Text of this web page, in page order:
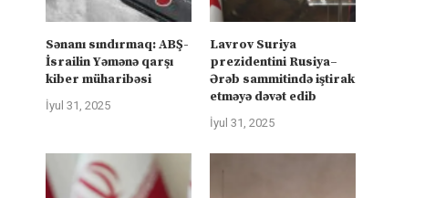
Sənanı sındırmaq: ABŞ-
İsrailin Yəmənə qarşı
kiber müharibəsi
İyul 31, 2025
Lavrov Suriya
prezidentini Rusiya–
Ərəb sammitində iştirak
etməyə dəvət edib
İyul 31, 2025